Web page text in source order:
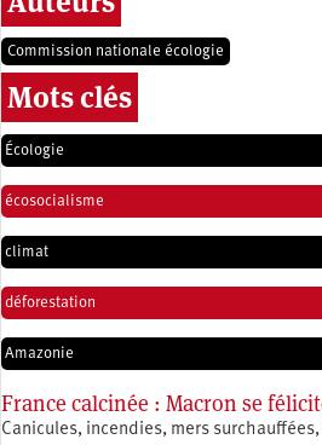
Commission nationale écologie
Mots clés
Écologie
écosocialisme
climat
déforestation
Amazonie
France calcinée : Macron se
Canicules, incendies, mers